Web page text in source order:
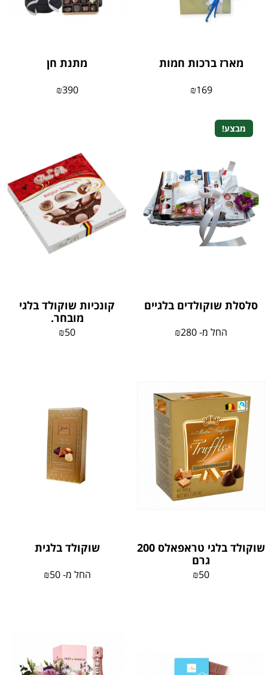
מארז ברכות חמות
₪169
מתנת חן
₪390
מבצע!
סלסלת שוקולדים בלגיים
החל מ- ₪280
קונכיות שוקולד בלגי
מובחר.
₪50
שוקולד בלגי טראפאלס 200
גרם
₪50
שוקולד בלגית
החל מ- ₪50